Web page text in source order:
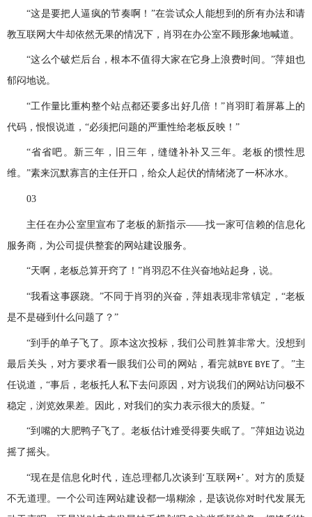
“这是要把人逼疯的节奏啊！”在尝试众人能想到的所有办法和请
教互联网大牛却依然无果的情况下，肖羽在办公室不顾形象地喊道。
“这么个破烂后台，根本不值得大家在它身上浪费时间。”萍姐也
郁闷地说。
“工作量比重构整个站点都还要多出好几倍！”肖羽盯着屏幕上的
代码，恨恨说道，“必须把问题的严重性给老板反映！”
“省省吧。新三年，旧三年，缝缝补补又三年。老板的惯性思
维。”素来沉默寡言的主任开口，给众人起伏的情绪浇了一杯冰水。
03
主任在办公室里宣布了老板的新指示——找一家可信赖的信息化
服务商，为公司提供整套的网站建设服务。
“天啊，老板总算开窍了！”肖羽忍不住兴奋地站起身，说。
“我看这事蹊跷。”不同于肖羽的兴奋，萍姐表现非常镇定，“老板
是不是碰到什么问题了？”
“到手的单子飞了。原本这次投标，我们公司胜算非常大。没想到
最后关头，对方要求看一眼我们公司的网站，看完就BYE BYE了。”主
任说道，“事后，老板托人私下去问原因，对方说我们的网站访问极不
稳定，浏览效果差。因此，对我们的实力表示很大的质疑。”
“到嘴的大肥鸭子飞了。老板估计难受得要失眠了。”萍姐边说边
摇了摇头。
“现在是信息化时代，连总理都几次谈到‘互联网+’。对方的质疑
不无道理。一个公司连网站建设都一塌糊涂，是该说你对时代发展无